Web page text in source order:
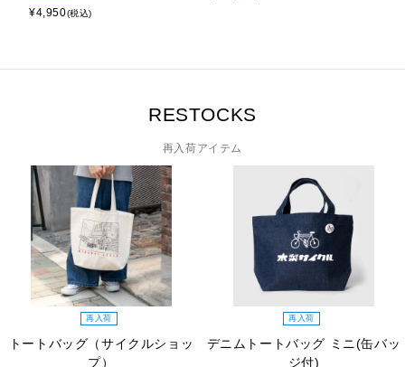
¥4,950(税込)
RESTOCKS
再入荷アイテム
再入荷
トートバッグ（サイクルショッ
プ）
再入荷
デニムトートバッグ ミニ(缶バッ
ジ付)